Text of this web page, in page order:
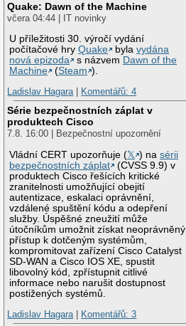
Quake: Dawn of the Machine
včera 04:44 | IT novinky
U příležitosti 30. výročí vydání
počítačové hryQuake bylavydána
nová epizoda
s názvem Dawn of the
Machine
(Steam ).
Ladislav Hagara| Komentářů: 4
Série bezpečnostních záplat v
produktech Cisco
7.8. 16:00 | Bezpečnostní upozornění
Vládní CERT upozorňuje (𝕏 ) nasérii
bezpečnostních záplat
(CVSS 9.9) v
produktech Cisco řešících kritické
zranitelnosti umožňující obejití
autentizace, eskalaci oprávnění,
vzdálené spuštění kódu a odepření
služby. Úspěšné zneužití může
útočníkům umožnit získat neoprávněný
přístup k dotčeným systémům,
kompromitovat zařízení Cisco Catalyst
SD-WAN a Cisco IOS XE, spustit
libovolný kód, zpřístupnit citlivé
informace nebo narušit dostupnost
postižených systémů.
Ladislav Hagara| Komentářů: 3